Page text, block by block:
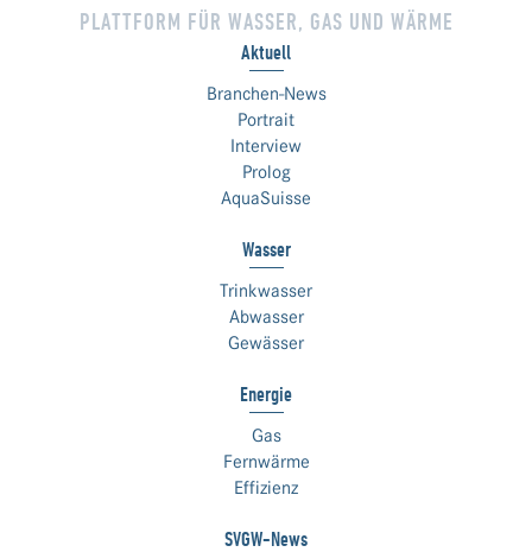
PLATTFORM FÜR WASSER, GAS UND WÄRME
Aktuell
Branchen-News
Portrait
Interview
Prolog
AquaSuisse
Wasser
Trinkwasser
Abwasser
Gewässer
Energie
Gas
Fernwärme
Effizienz
SVGW-News